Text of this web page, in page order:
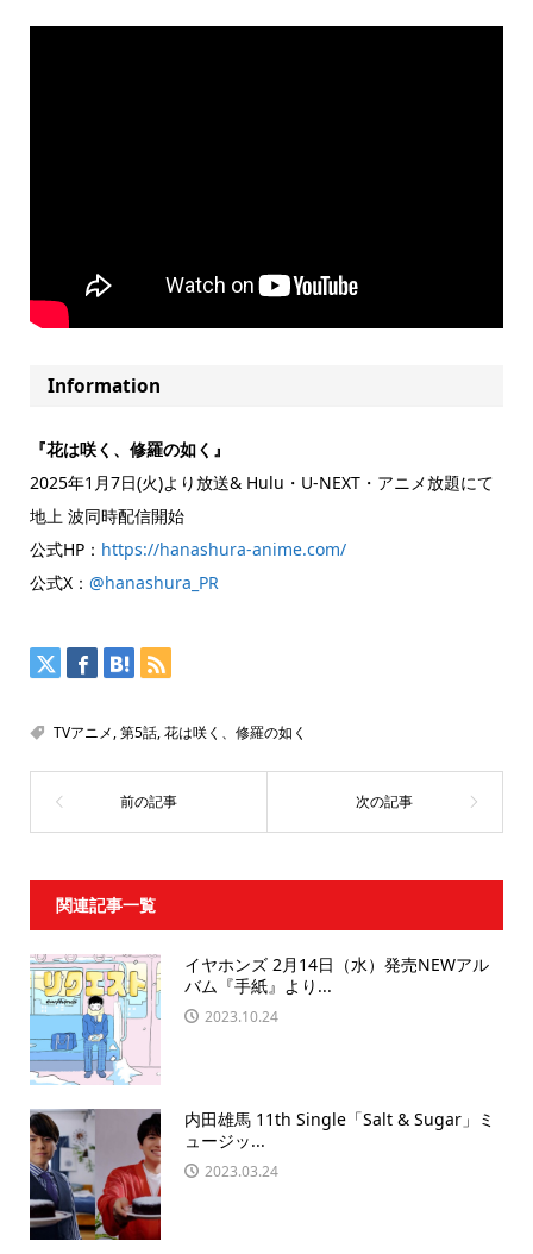
Information
『花は咲く、修羅の如く』
2025年1月7日(火)より放送& Hulu・U-NEXT・アニメ放題にて
地上 波同時配信開始
公式HP： https://hanashura-anime.com/
公式X： @hanashura_PR
TVアニメ,第5話,花は咲く、修羅の如く
関連記事一覧
イヤホンズ 2月14日（水）発売NEWアル
バム『手紙』より...
2023.10.24
内田雄馬 11th Single「Salt & Sugar」ミ
ュージッ...
2023.03.24